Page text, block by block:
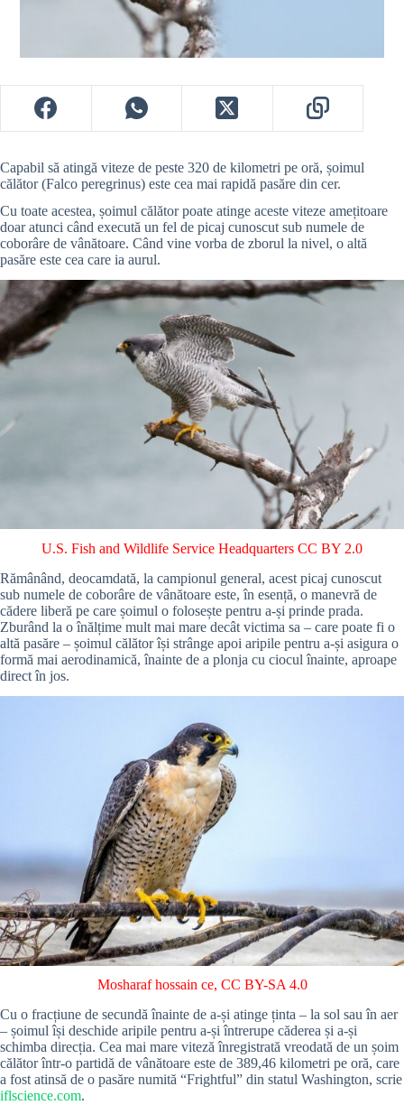
Capabil să atingă viteze de peste 320 de kilometri pe oră, șoimul
călător (Falco peregrinus) este cea mai rapidă pasăre din cer.
Cu toate acestea, șoimul călător poate atinge aceste viteze amețitoare
doar atunci când execută un fel de picaj cunoscut sub numele de
coborâre de vânătoare. Când vine vorba de zborul la nivel, o altă
pasăre este cea care ia aurul.
U.S. Fish and Wildlife Service Headquarters CC BY 2.0
Rămânând, deocamdată, la campionul general, acest picaj cunoscut
sub numele de coborâre de vânătoare este, în esență, o manevră de
cădere liberă pe care șoimul o folosește pentru a-și prinde prada.
Zburând la o înălțime mult mai mare decât victima sa – care poate fi o
altă pasăre – șoimul călător își strânge apoi aripile pentru a-și asigura o
formă mai aerodinamică, înainte de a plonja cu ciocul înainte, aproape
direct în jos.
Mosharaf hossain ce, CC BY-SA 4.0
Cu o fracțiune de secundă înainte de a-și atinge ținta – la sol sau în aer
– șoimul își deschide aripile pentru a-și întrerupe căderea și a-și
schimba direcția. Cea mai mare viteză înregistrată vreodată de un șoim
călător într-o partidă de vânătoare este de 389,46 kilometri pe oră, care
a fost atinsă de o pasăre numită “Frightful” din statul Washington, scrie
iflscience.com.